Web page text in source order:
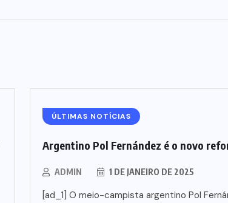
ÚLTIMAS NOTÍCIAS
Argentino Pol Fernández é o novo
ADMIN 1 DE JANEIRO DE 2025
[ad_1] O meio-campista argentino Pol